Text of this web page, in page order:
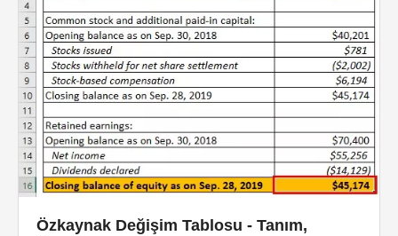
Özkaynak Değişim Tablosu - Tanım,